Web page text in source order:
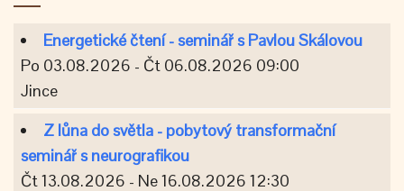
Energetické čtení - seminář s Pavlou Skálovou
Po 03.08.2026 - Čt 06.08.2026 09:00
Jince
Z lůna do světla - pobytový transformační
seminář s neurografikou
Čt 13.08.2026 - Ne 16.08.2026 12:30